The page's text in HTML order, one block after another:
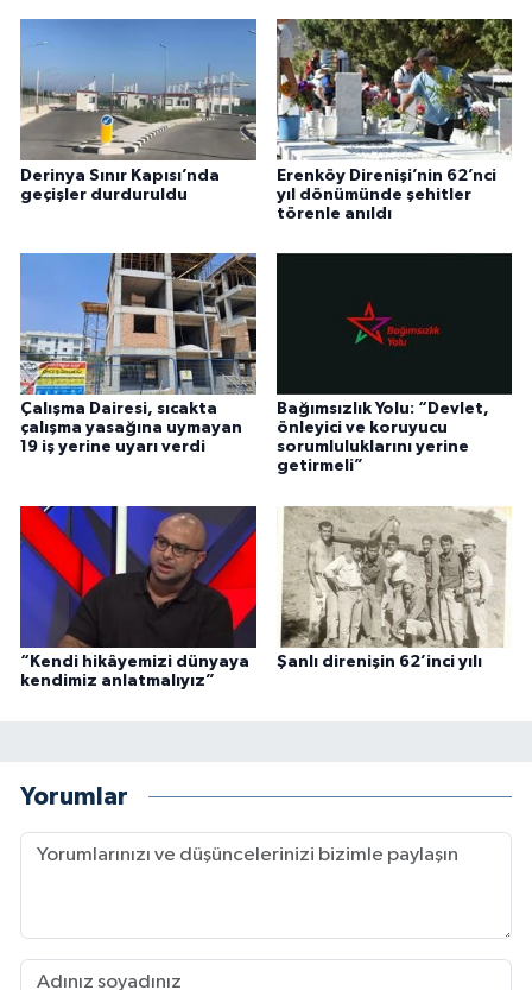
Derinya Sınır Kapısı’nda
geçişler durduruldu
Erenköy Direnişi’nin 62’nci
yıl dönümünde şehitler
törenle anıldı
Çalışma Dairesi, sıcakta
çalışma yasağına uymayan
19 iş yerine uyarı verdi
Bağımsızlık Yolu: “Devlet,
önleyici ve koruyucu
sorumluluklarını yerine
getirmeli”
“Kendi hikâyemizi dünyaya
kendimiz anlatmalıyız”
Şanlı direnişin 62’inci yılı
Yorumlar